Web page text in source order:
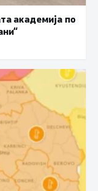
академија по